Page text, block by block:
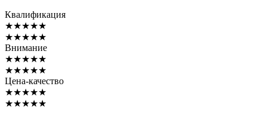
Квалификация
★★★★★
★★★★★
Внимание
★★★★★
★★★★★
Цена-качество
★★★★★
★★★★★